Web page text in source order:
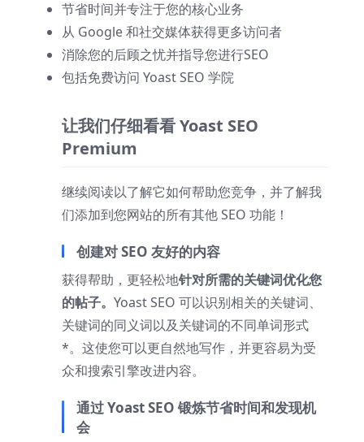
节省时间并专注于您的核心业务
从 Google 和社交媒体获得更多访问者
消除您的后顾之忧并指导您进行SEO
包括免费访问 Yoast SEO 学院
让我们仔细看看 Yoast SEO
Premium
继续阅读以了解它如何帮助您竞争，并了解我
们添加到您网站的所有其他 SEO 功能！
创建对 SEO 友好的内容
获得帮助，更轻松地针对所需的关键词优化您
的帖子。 Yoast SEO 可以识别相关的关键词、
关键词的同义词以及关键词的不同单词形式
*。这使您可以更自然地写作，并更容易为受
众和搜索引擎改进内容。
通过 Yoast SEO 锻炼节省时间和发现机
会